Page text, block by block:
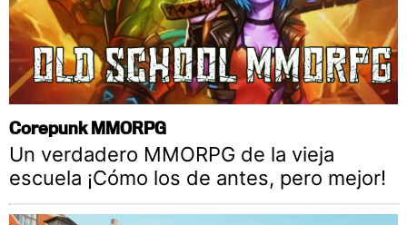
Corepunk MMORPG
Un verdadero MMORPG de la vieja
escuela ¡Cómo los de antes, pero mejor!